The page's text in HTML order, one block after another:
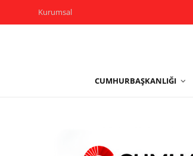
Kurumsal
CUMHURBAŞKANLIĞI